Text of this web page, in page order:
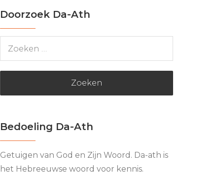
Doorzoek Da-Ath
Bedoeling Da-Ath
Getuigen van God en Zijn Woord. Da-ath is
het Hebreeuwse woord voor kennis.